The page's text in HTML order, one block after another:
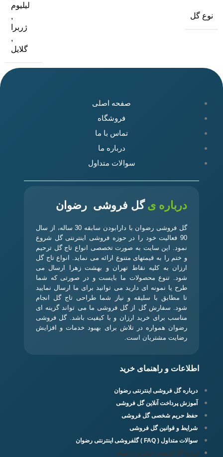
نوع گل
لیلیوم
,
ژربرا
,
گلایل
صفحه اصلی
فروشگاه
تماس با ما
درباره ما
سوالات متداول
درباره ی گل فروشی رضوان
گل فروشی رضوان با دارابودن سابقه 30 ساله، از سال
90 فعالیت خود را در حوزه فروشی اینترنتی گل شروع
نمود. این سایت به صورت تخصصی انواع تاج گل ترحیم
و ختم را به قیمتهای متنوع ارائه می نماید. انواع تاج گل
ارزان به کلیه نقاط تهران و بهشت زهرا ارسال می
شود. تنوع محصولات ما بایست و در صورتی که شما
طرح یا نمونه ای دارید می توانید برای ما ارسال نمایید
تا مطابق با سلیقه و نیاز شما طراحی تاج گل انجام
شود. سفارش گل از گل فروشی ما می تواند گزینه ای
مناسب برای خرید ارزان و با کیفیت باشد. گل فروشی
رضوان همواره در تلاش برای بهبود خدمات و افزایش
رضایت مشتریان است.
اطلاعات و راهنمای خرید
درباره گل فروشی اینترنتی رضوان
آموزش پرداخت آنلاین گل فروشی
حفظ حریم شخصی گل فروشی
شرایط و قوانین گل فروشی
سوالات متداول ( FAQ ) گلفروشی اینترنتی رضوان
درباره گل فروشی اینترنتی رضوان